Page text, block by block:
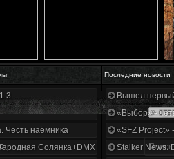
Последние новости
трейлера
Честь наёмника
Солянка+DMX 1.3.5.ООП.МА.К.
Вышел первый
«Выбор» -
«SFZ Project»
Stalker News.